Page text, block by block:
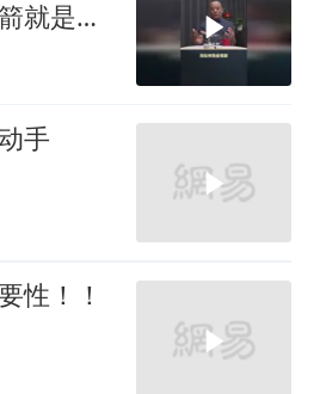
就是答
手
性！！